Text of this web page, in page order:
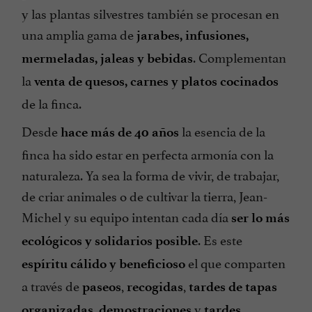
y las plantas silvestres también se procesan en
una amplia gama dejarabes, infusiones,
mermeladas, jaleas y bebidas. Complementan
la venta de quesos, carnes y platos cocinados
de la finca.
Desdehace más de 40 años la esencia de la
finca ha sido estar en perfecta armonía con la
naturaleza. Ya sea la forma de vivir, de trabajar,
de criar animales o de cultivar la tierra, Jean-
Michel y su equipo intentan cada día ser lo más
ecológicos y solidarios posible. Es este
espíritu cálido y beneficioso el que comparten
a través depaseos, recogidas, tardes de tapas
, y